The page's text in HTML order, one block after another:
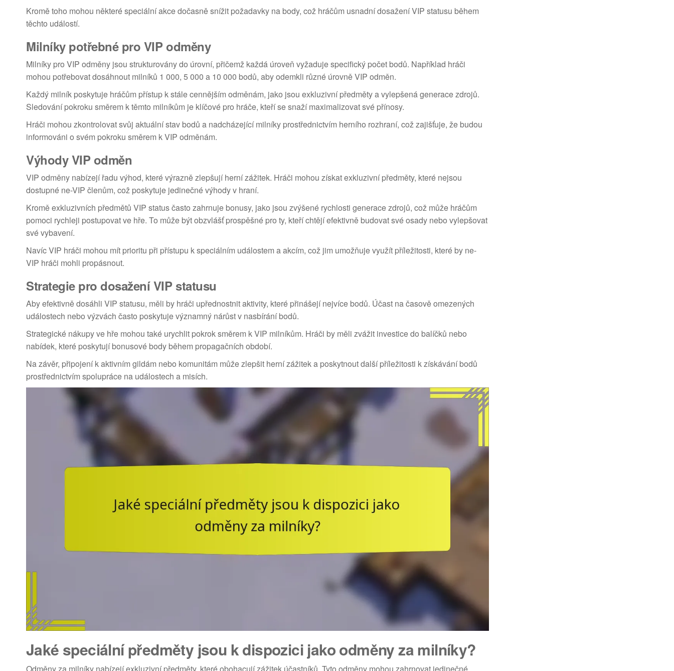
Kromě toho mohou některé speciální akce dočasně snížit požadavky na body, což hráčům usnadní dosažení VIP statusu během
těchto událostí.
Milníky potřebné pro VIP odměny
Milníky pro VIP odměny jsou strukturovány do úrovní, přičemž každá úroveň vyžaduje specifický počet bodů. Například hráči
mohou potřebovat dosáhnout milníků 1 000, 5 000 a 10 000 bodů, aby odemkli různé úrovně VIP odměn.
Každý milník poskytuje hráčům přístup k stále cennějším odměnám, jako jsou exkluzivní předměty a vylepšená generace zdrojů.
Sledování pokroku směrem k těmto milníkům je klíčové pro hráče, kteří se snaží maximalizovat své přínosy.
Hráči mohou zkontrolovat svůj aktuální stav bodů a nadcházející milníky prostřednictvím herního rozhraní, což zajišťuje, že budou
informováni o svém pokroku směrem k VIP odměnám.
Výhody VIP odměn
VIP odměny nabízejí řadu výhod, které výrazně zlepšují herní zážitek. Hráči mohou získat exkluzivní předměty, které nejsou
dostupné ne-VIP členům, což poskytuje jedinečné výhody v hraní.
Kromě exkluzivních předmětů VIP status často zahrnuje bonusy, jako jsou zvýšené rychlosti generace zdrojů, což může hráčům
pomoci rychleji postupovat ve hře. To může být obzvlášť prospěšné pro ty, kteří chtějí efektivně budovat své osady nebo vylepšovat
své vybavení.
Navíc VIP hráči mohou mít prioritu při přístupu k speciálním událostem a akcím, což jim umožňuje využít příležitosti, které by ne-
VIP hráči mohli propásnout.
Strategie pro dosažení VIP statusu
Aby efektivně dosáhli VIP statusu, měli by hráči upřednostnit aktivity, které přinášejí nejvíce bodů. Účast na časově omezených
událostech nebo výzvách často poskytuje významný nárůst v nasbírání bodů.
Strategické nákupy ve hře mohou také urychlit pokrok směrem k VIP milníkům. Hráči by měli zvážit investice do balíčků nebo
nabídek, které poskytují bonusové body během propagačních období.
Na závěr, připojení k aktivním gildám nebo komunitám může zlepšit herní zážitek a poskytnout další příležitosti k získávání bodů
prostřednictvím spolupráce na událostech a misích.
Jaké speciální předměty jsou k dispozici jako odměny za milníky?
Odměny za milníky nabízejí exkluzivní předměty, které obohacují zážitek účastníků. Tyto odměny mohou zahrnovat jedinečné